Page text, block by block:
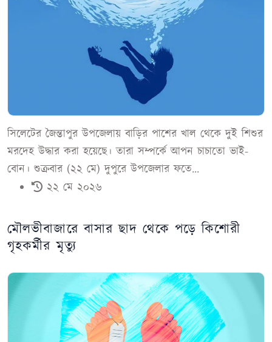
সিলেটের জৈন্তাপুর উপজেলায় বাড়ির পাশের খাল থেকে দুই শিশুর
মরদেহ উদ্ধার করা হয়েছে। তারা সম্পর্কে আপন চাচাতো ভাই-
বোন। শুক্রবার (২২ মে) দুপুরে উপজেলার ফতে...
২২ মে ২০২৬
মৌলভীবাজারে বাসার ছাদ থেকে পড়ে কিশোরী
গৃহকর্মীর মৃত্যু